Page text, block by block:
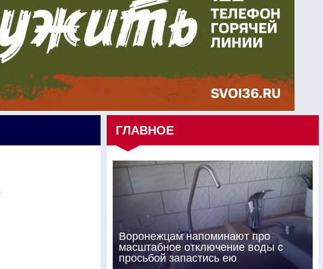
ГЛАВНОЕ
Воронежцам напоминают про
масштабное отключение воды с
просьбой запастись ею